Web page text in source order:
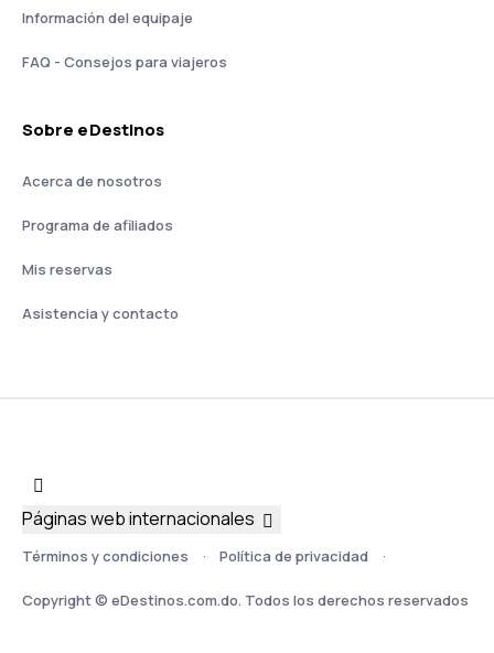
Información del equipaje
FAQ - Consejos para viajeros
Sobre eDestinos
Acerca de nosotros
Programa de afiliados
Mis reservas
Asistencia y contacto
Términos y condiciones Política de privacidad
Copyright © eDestinos.com.do. Todos los derechos reservados
Páginas web internacionales